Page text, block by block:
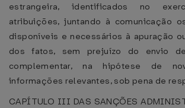
estrangeira, identificados no
atribuições, juntando à comunicação
disponíveis e necessários à apuração
dos fatos, sem prejuízo do envio de
complementar, na hipótese de
informações relevantes, sob pena de
CAPÍTULO III DAS SANÇÕES